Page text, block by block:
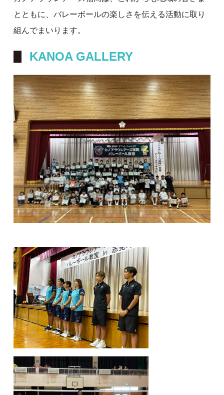
とともに、バレーボールの楽しさを伝える活動に取り
組んでまいります。
KANOA GALLERY